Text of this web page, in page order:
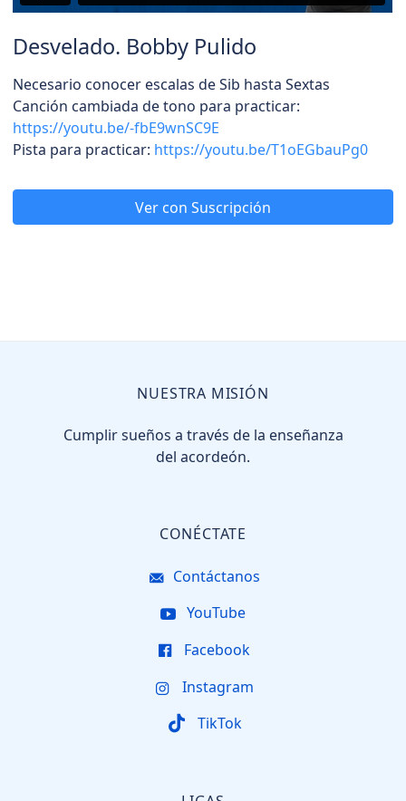
Desvelado. Bobby Pulido
Necesario conocer escalas de Sib hasta Sextas
Canción cambiada de tono para practicar:
https://youtu.be/-fbE9wnSC9E
Pista para practicar: https://youtu.be/T1oEGbauPg0
Ver con Suscripción
NUESTRA MISIÓN
Cumplir sueños a través de la enseñanza
del acordeón.
CONÉCTATE
Contáctanos
YouTube
Facebook
Instagram
TikTok